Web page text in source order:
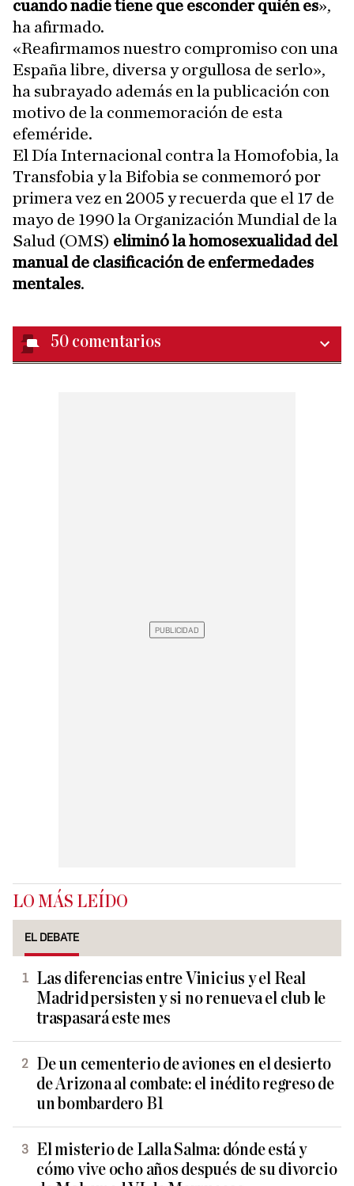
cuando nadie tiene que esconder quién es»,
ha afirmado.
«Reafirmamos nuestro compromiso con una
España libre, diversa y orgullosa de serlo»,
ha subrayado además en la publicación con
motivo de la conmemoración de esta
efeméride.
El Día Internacional contra la Homofobia, la
Transfobia y la Bifobia se conmemoró por
primera vez en 2005 y recuerda que el 17 de
mayo de 1990 la Organización Mundial de la
Salud (OMS) eliminó la homosexualidad del
manual de clasificación de enfermedades
mentales.
50 comentarios
LO MÁS LEÍDO
EL DEBATE
Las diferencias entre Vinicius y el Real
Madrid persisten y si no renueva el club le
traspasará este mes
De un cementerio de aviones en el desierto
de Arizona al combate: el inédito regreso de
un bombardero B1
El misterio de Lalla Salma: dónde está y
cómo vive ocho años después de su divorcio